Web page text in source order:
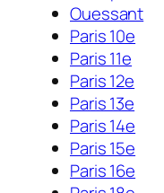
Ouessant
Paris 10e
Paris 11e
Paris 12e
Paris 13e
Paris 14e
Paris 15e
Paris 16e